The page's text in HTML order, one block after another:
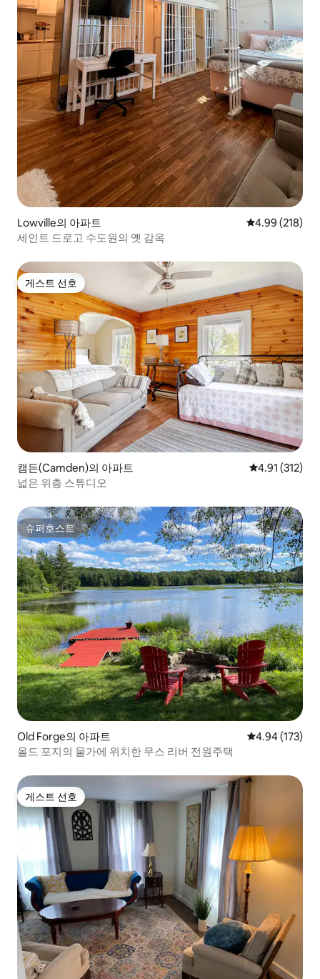
Lowville의 아파트 평점 4.99점(5
4.99 (218)
세인트 드로고 수도원의 옛 감옥
게스트 선호
게스트 선호
캠든(Camden)의 아파트 평점 4.91점(5
4.91 (312)
넓은 위층 스튜디오
슈퍼호스트
슈퍼호스트
Old Forge의 아파트 평점 4.94점(5
4.94 (173)
올드 포지의 물가에 위치한 무스 리버 전원주택
게스트 선호
게스트 선호